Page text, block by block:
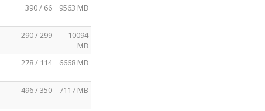
390 / 66 9563 MB
290 / 299
10094
MB
278 / 114 6668 MB
496 / 350 7117 MB